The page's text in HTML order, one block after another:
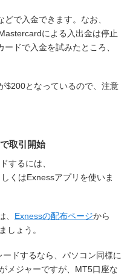
で入金できます。なお、
による入出金は停止
ドで入金を試みたところ、
$200となっているので、注意
取引開始
するには、
しくはExnessアプリを使いま
Exnessの配布ページから
しょう。
ドするなら、パソコン同様に
メジャーですが、MT5口座な